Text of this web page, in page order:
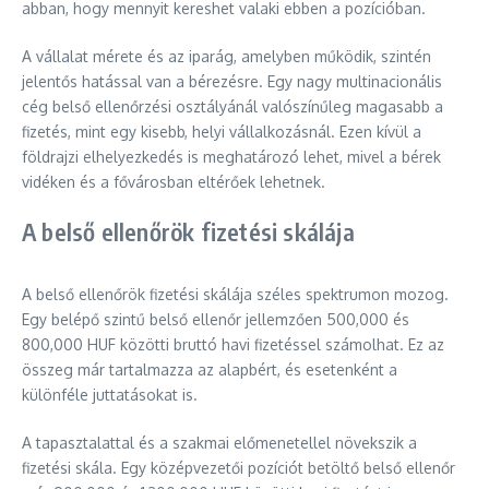
abban, hogy mennyit kereshet valaki ebben a pozícióban.
A vállalat mérete és az iparág, amelyben működik, szintén
jelentős hatással van a bérezésre. Egy nagy multinacionális
cég belső ellenőrzési osztályánál valószínűleg magasabb a
fizetés, mint egy kisebb, helyi vállalkozásnál. Ezen kívül a
földrajzi elhelyezkedés is meghatározó lehet, mivel a bérek
vidéken és a fővárosban eltérőek lehetnek.
A belső ellenőrök fizetési skálája
A belső ellenőrök fizetési skálája széles spektrumon mozog.
Egy belépő szintű belső ellenőr jellemzően 500,000 és
800,000 HUF közötti bruttó havi fizetéssel számolhat. Ez az
összeg már tartalmazza az alapbért, és esetenként a
különféle juttatásokat is.
A tapasztalattal és a szakmai előmenetellel növekszik a
fizetési skála. Egy középvezetői pozíciót betöltő belső ellenőr